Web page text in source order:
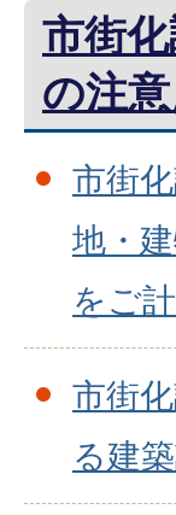
市街
の注
市街
地・
をご
市街
る建